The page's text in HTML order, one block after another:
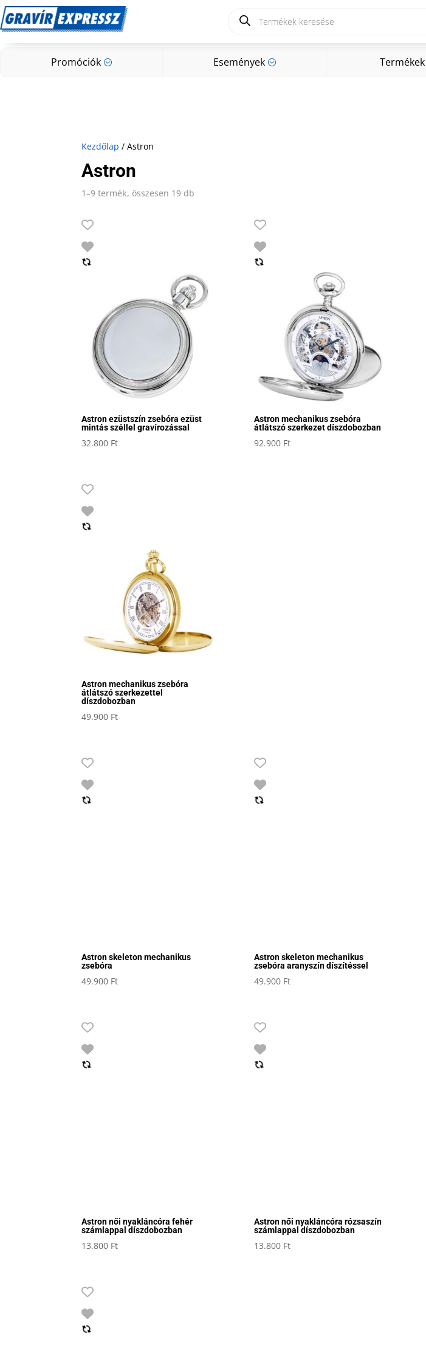
search
Promóciók ; Események ; Termékek
Promóciók; Események;
Kezdőlap / Astron
Astron
1–9 termék, összesen 19 db
Astron ezüstszín zsebóra ezüst
mintás széllel gravírozással
32.800 Ft
Astron mechanikus zsebóra
átlátszó szerkezet díszdobozban
92.900 Ft
Astron mechanikus zsebóra
átlátszó szerkezettel
díszdobozban
49.900 Ft
Astron skeleton mechanikus
zsebóra
49.900 Ft
Astron skeleton mechanikus
zsebóra aranyszín díszítéssel
49.900 Ft
Astron női nyakláncóra fehér
számlappal díszdobozban
13.800 Ft
Astron női nyakláncóra rózsaszín
számlappal díszdobozban
13.800 Ft